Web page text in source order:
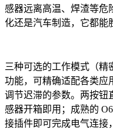
感器远离高温、焊渣等危
化还是汽车制造，它都能
三种可选的工作模式（精
功能，可精确适配各类应
调节迟滞的参数。两按钮
感器开箱即用；成熟的
接插件即可完成电气连接